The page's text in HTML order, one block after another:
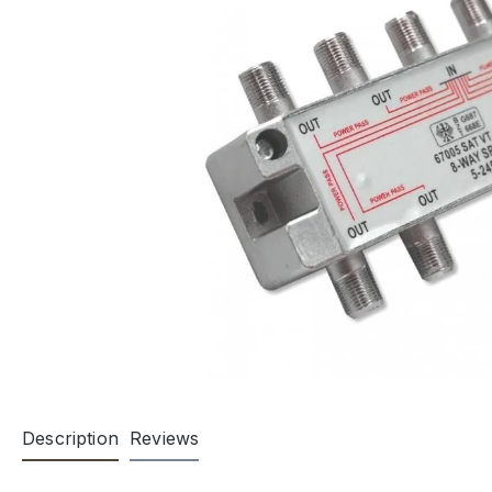
Description Reviews